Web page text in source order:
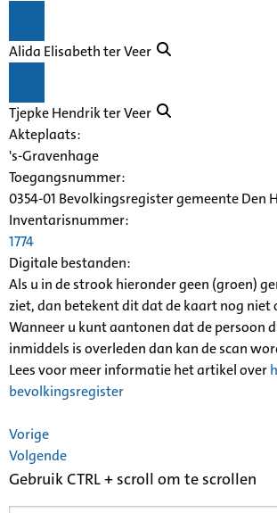
Alida Elisabeth ter Veer
Tjepke Hendrik ter Veer
Akteplaats:
's-Gravenhage
Toegangsnummer:
0354-01 Bevolkingsregister gemeente Den
Inventarisnummer:
1774
Digitale bestanden:
Als u in de strook hieronder geen (groen)
ziet, dan betekent dit dat de kaart nog niet
Wanneer u kunt aantonen dat de persoon
inmiddels is overleden dan kan de scan
Lees voor meer informatie het artikel over
bevolkingsregister
Vorige
Volgende
Gebruik CTRL + scroll om te scrollen